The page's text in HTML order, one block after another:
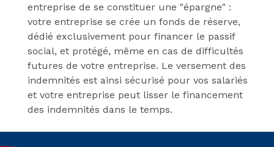
entreprise de se constituer une "épargne" :
votre entreprise se crée un fonds de réserve,
dédié exclusivement pour financer le passif
social, et protégé, même en cas de difficultés
futures de votre entreprise. Le versement des
indemnités est ainsi sécurisé pour vos salariés
et votre entreprise peut lisser le financement
des indemnités dans le temps.